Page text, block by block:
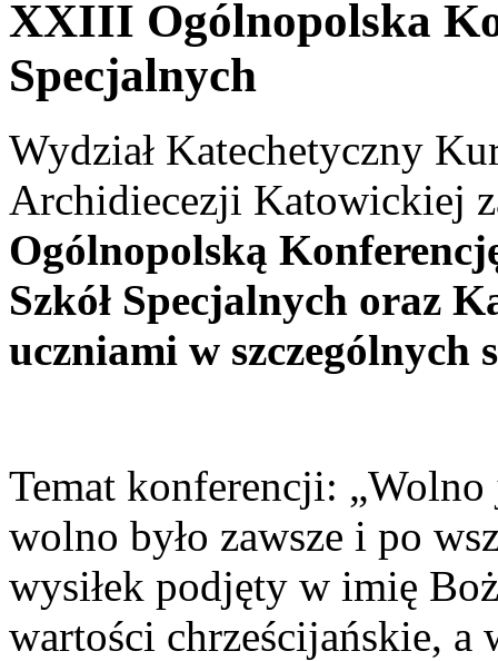
XXIII Ogólnopolska
Specjalnych
Wydział Katechetyczny
Archidiecezji Katowickiej
Ogólnopolską
Szkół Specjalnych oraz
uczniami w
Temat konferencji:
wolno było zawsze i po
wysiłek podjęty w imię
wartości chrześcijańskie, a